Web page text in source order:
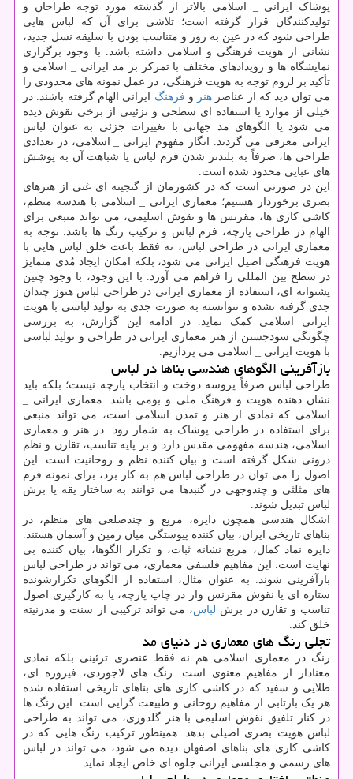
پوشاک ایرانی _ اسلامی بالاتر از گذشته مورد توجه طراحان و
تولیدکنندگان قرار گرفته است؛ تلاشی برای آن که لباس هایی
طراحی شود که در عین به روز و متناسب بودن با سلیقه نسل جدید،
نشانی از هویت فرهنگی و اسلامی داشته باشد. با وجود برگزاری
نمایشگاه ها و رویدادهای مختلف با تمرکز بر مد ایرانی _ اسلامی و
تأکید بر لزوم توجه به هویت فرهنگی، در عمل نمونه های محدودی را
می توان دید که از عناصر هنر و فرهنگ ایرانی الهام گرفته باشند. در
خیلی از موارد یا استفاده ای سطحی و تزئینی از برخی نقوش دیده
می شود یا الگوهای مد جهانی با تغییرات جزئی به عنوان لباس
ایرانی معرفی می گردند. انگار مفهوم ایرانی _ اسلامی، در تعدادی
طراحی ها، صرفاً به بلندتر شدن فرم لباس یا شباهت آن به پوشش
های عبایی محدود شده است.
این در صورتی است که در کشورمان از گنجینه ای غنی از هنرهای
بصری برخوردار هستیم؛ معماری ایرانی _ اسلامی با هندسه منظم،
کاشی کاری ها، مقرنس ها و نقوش اسلیمی، می تواند منبعی برای
الهام در طراحی پارچه، فرم لباس و ترکیب رنگ ها باشد. توجه به
معماری ایرانی در طراحی لباس، نه فقط باعث خلق لباس هایی با
هویت فرهنگی اصیل ایرانی می شود، بلکه امکان ایجاد مُدی متمایز
در سطح بین المللی را فراهم می آورد. با این وجود، با وجود چنین
پشتوانه ای، استفاده از معماری ایرانی در طراحی لباس هنوز چندان
جدی گرفته نشده و نتوانسته به صورت جدی به تولید لباسی با هویت
ایرانی اسلامی کمک نماید. در ادامه این گزارش، به بررسی
چگونگی سودجستن از هنر معماری ایرانی در طراحی و تولید لباسی
با هویت ایرانی _ اسلامی می پردازیم.
بازآفرینی الگوهای هندسی بناها در لباس
طراحی لباس صرفاً پروسه دوخت و انتخاب پارچه نیست؛ بلکه باید
نشان دهنده هویت و فرهنگ ملی و بومی باشد. معماری ایرانی _
اسلامی که نمادی از هنر و تمدن اسلامی است، می تواند منبعی
برای استفاده در طراحی پوشاک به شمار رود. در هنر و معماری
اسلامی، هندسه مفهومی مقدس دارد و بر پایه تناسب، تقارن و نظم
درونی شکل گرفته است و بیان کننده نظم و روحانیت است. این
اصول را می توان در طراحی لباس هم به کار برد، برای نمونه فرم
های مثلثی و چندوجهی در گنبدها می توانند به ساختار یقه یا برش
لباس تبدیل شوند.
اشکال هندسی همچون دایره، مربع و چندضلعی های منظم، در
بناهای تاریخی ایران، بیان کننده پیوستگی میان زمین و آسمان هستند.
دایره نماد کمال، مربع نشانه ثبات، و تکرار الگوها، بیان کننده بی
نهایت است. این مفاهیم فلسفی معماری، می تواند در طراحی لباس
بازآفرینی شوند. به عنوان مثال، استفاده از الگوهای تکرارشونده
ستاره ای یا نقوش مقرنس وار در چاپ پارچه، یا به کارگیری اصول
تناسب و تقارن در برش لباس، می تواند ترکیبی از سنت و مدرنیته
خلق کند.
تجلی رنگ های معماری در دنیای مد
رنگ در معماری اسلامی هم نه فقط عنصری تزئینی بلکه نمادی
معنادار از مفاهیم معنوی است. رنگ های لاجوردی، فیروزه ای،
طلایی و سفید که در کاشی کاری های بناهای تاریخی استفاده شده
هر یک بازتابی از مفاهیم روحانی و طبیعت گرایی است. این رنگ ها
در کنار تلفیق نقوش اسلیمی با هنر گلدوزی، می تواند به طراحی
لباس هویت بصری اصیلی بدهد. همینطور ترکیب رنگ هایی که در
کاشی کاری های بناهای اصفهان دیده می شود، می تواند در لباس
های رسمی و مجلسی ایرانی جلوه ای خاص ایجاد نماید.